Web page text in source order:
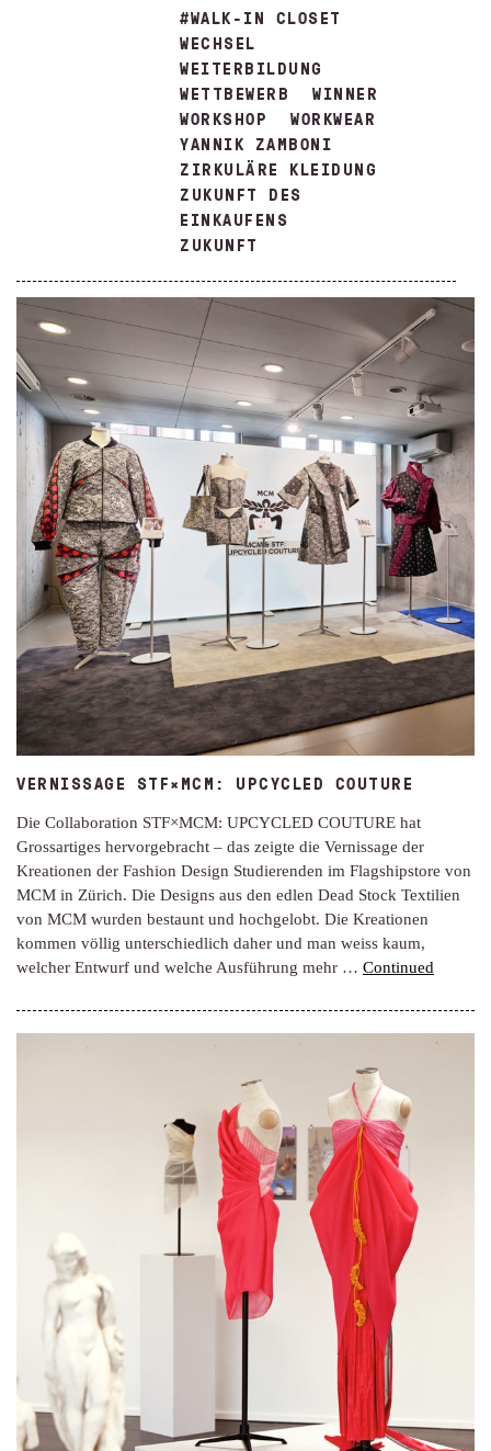
#WALK-IN CLOSET
WECHSEL
WEITERBILDUNG
WETTBEWERB
WINNER
WORKSHOP
WORKWEAR
YANNIK ZAMBONI
ZIRKULÄRE KLEIDUNG
ZUKUNFT DES
EINKAUFENS
ZUKUNFT
VERNISSAGE STF×MCM: UPCYCLED COUTURE
Die Collaboration STF×MCM: UPCYCLED COUTURE hat
Grossartiges hervorgebracht – das zeigte die Vernissage der
Kreationen der Fashion Design Studierenden im Flagshipstore von
MCM in Zürich. Die Designs aus den edlen Dead Stock Textilien
von MCM wurden bestaunt und hochgelobt. Die Kreationen
kommen völlig unterschiedlich daher und man weiss kaum,
welcher Entwurf und welche Ausführung mehr … Continued